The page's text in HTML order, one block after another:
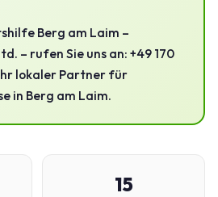
Berg am Laim –
– rufen Sie uns an: +49 170
lokaler Partner für
in Berg am Laim.
15